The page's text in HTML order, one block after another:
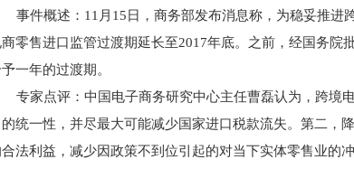
事件概述：11月15日，商务部发布消息称，为稳妥推进
零售进口监管过渡期延长至2017年底。之前，经国务院
一年的过渡期。
专家点评：中国电子商务研究中心主任曹磊认为，跨境
统一性，并尽最大可能减少国家进口税款流失。第二，
法利益，减少因政策不到位引起的对当下实体零售业的